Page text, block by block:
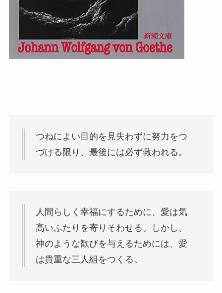
つねによい目的を見失わずに努力をつ
づける限り、最後には必ず救われる。
人間らしく幸福にするために、愛は気
高いふたりを寄りそわせる。しかし、
神のような歓びを与えるためには、愛
は貴重な三人組をつくる。